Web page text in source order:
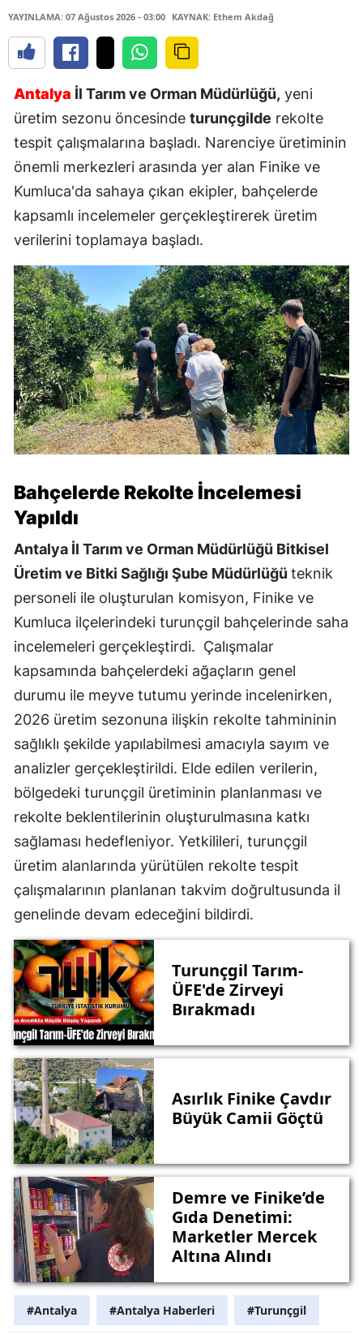
YAYINLAMA: 07 Ağustos 2026 - 03:00 KAYNAK: Ethem Akdağ
Antalya İl Tarım ve Orman Müdürlüğü, yeni
üretim sezonu öncesinde turunçgilde rekolte
tespit çalışmalarına başladı. Narenciye üretiminin
önemli merkezleri arasında yer alan Finike ve
Kumluca'da sahaya çıkan ekipler, bahçelerde
kapsamlı incelemeler gerçekleştirerek üretim
verilerini toplamaya başladı.
Bahçelerde Rekolte İncelemesi
Yapıldı
Antalya İl Tarım ve Orman Müdürlüğü Bitkisel
Üretim ve Bitki Sağlığı Şube Müdürlüğüteknik
personeli ile oluşturulan komisyon, Finike ve
Kumluca ilçelerindeki turunçgil bahçelerinde saha
incelemeleri gerçekleştirdi. Çalışmalar
kapsamında bahçelerdeki ağaçların genel
durumu ile meyve tutumu yerinde incelenirken,
2026 üretim sezonuna ilişkin rekolte tahmininin
sağlıklı şekilde yapılabilmesi amacıyla sayım ve
analizler gerçekleştirildi. Elde edilen verilerin,
bölgedeki turunçgil üretiminin planlanması ve
rekolte beklentilerinin oluşturulmasına katkı
sağlaması hedefleniyor. Yetkilileri, turunçgil
üretim alanlarında yürütülen rekolte tespit
çalışmalarının planlanan takvim doğrultusunda il
genelinde devam edeceğini bildirdi.
Turunçgil Tarım-
ÜFE'de Zirveyi
Bırakmadı
Asırlık Finike Çavdır
Büyük Camii Göçtü
Demre ve Finike’de
Gıda Denetimi:
Marketler Mercek
Altına Alındı
#Antalya #Antalya Haberleri #Turunçgil